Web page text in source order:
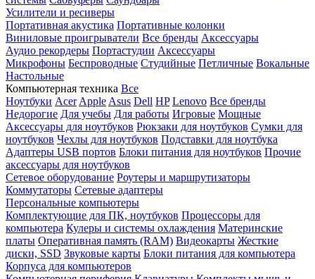
Усилители и ресиверы
Портативная акустика Портативные колонки
Виниловые проигрыватели Все бренды Аксессуары
Аудио рекордеры Портастудии Аксессуары
Микрофоны Беспроводные Студийные Петличные Вокальные
Настольные
Компьютерная техника Все
Ноутбуки Acer Apple Asus Dell HP Lenovo Все бренды
Недорогие Для учебы Для работы Игровые Мощные
Аксессуары для ноутбуков Рюкзаки для ноутбуков Сумки для
ноутбуков Чехлы для ноутбуков Подставки для ноутбука
Адаптеры USB портов Блоки питания для ноутбуков Прочие
аксессуары для ноутбуков
Сетевое оборудование Роутеры и маршрутизаторы
Коммутаторы Сетевые адаптеры
Персональные компьютеры
Комплектующие для ПК, ноутбуков Процессоры для
компьютера Кулеры и системы охлаждения Материнские
платы Оперативная память (RAM) Видеокарты Жесткие
диски, SSD Звуковые карты Блоки питания для компьютера
Корпуса для компьютеров